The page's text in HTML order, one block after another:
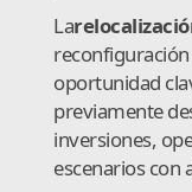
La
oportunidad
previamente
inversiones,
escenarios con